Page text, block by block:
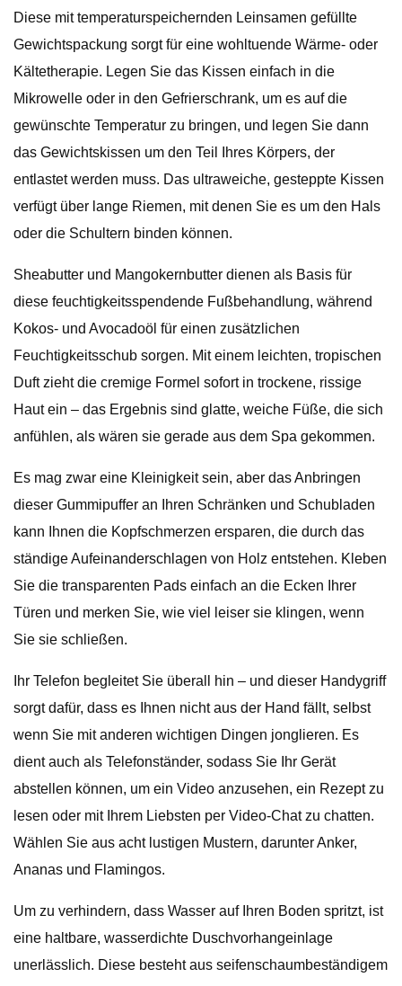
Diese mit temperaturspeichernden Leinsamen gefüllte
Gewichtspackung sorgt für eine wohltuende Wärme- oder
Kältetherapie. Legen Sie das Kissen einfach in die
Mikrowelle oder in den Gefrierschrank, um es auf die
gewünschte Temperatur zu bringen, und legen Sie dann
das Gewichtskissen um den Teil Ihres Körpers, der
entlastet werden muss. Das ultraweiche, gesteppte Kissen
verfügt über lange Riemen, mit denen Sie es um den Hals
oder die Schultern binden können.
Sheabutter und Mangokernbutter dienen als Basis für
diese feuchtigkeitsspendende Fußbehandlung, während
Kokos- und Avocadoöl für einen zusätzlichen
Feuchtigkeitsschub sorgen. Mit einem leichten, tropischen
Duft zieht die cremige Formel sofort in trockene, rissige
Haut ein – das Ergebnis sind glatte, weiche Füße, die sich
anfühlen, als wären sie gerade aus dem Spa gekommen.
Es mag zwar eine Kleinigkeit sein, aber das Anbringen
dieser Gummipuffer an Ihren Schränken und Schubladen
kann Ihnen die Kopfschmerzen ersparen, die durch das
ständige Aufeinanderschlagen von Holz entstehen. Kleben
Sie die transparenten Pads einfach an die Ecken Ihrer
Türen und merken Sie, wie viel leiser sie klingen, wenn
Sie sie schließen.
Ihr Telefon begleitet Sie überall hin – und dieser Handygriff
sorgt dafür, dass es Ihnen nicht aus der Hand fällt, selbst
wenn Sie mit anderen wichtigen Dingen jonglieren. Es
dient auch als Telefonständer, sodass Sie Ihr Gerät
abstellen können, um ein Video anzusehen, ein Rezept zu
lesen oder mit Ihrem Liebsten per Video-Chat zu chatten.
Wählen Sie aus acht lustigen Mustern, darunter Anker,
Ananas und Flamingos.
Um zu verhindern, dass Wasser auf Ihren Boden spritzt, ist
eine haltbare, wasserdichte Duschvorhangeinlage
unerlässlich. Diese besteht aus seifenschaumbeständigem